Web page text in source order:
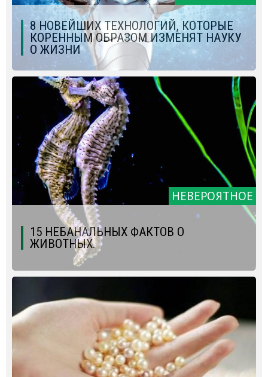
8 НОВЕЙШИХ ТЕХНОЛОГИЙ, КОТОРЫЕ
КОРЕННЫМ ОБРАЗОМ ИЗМЕНЯТ НАУКУ
О ЖИЗНИ
НЕВЕРОЯТНОЕ
15 НЕБАНАЛЬНЫХ ФАКТОВ О
ЖИВОТНЫХ.